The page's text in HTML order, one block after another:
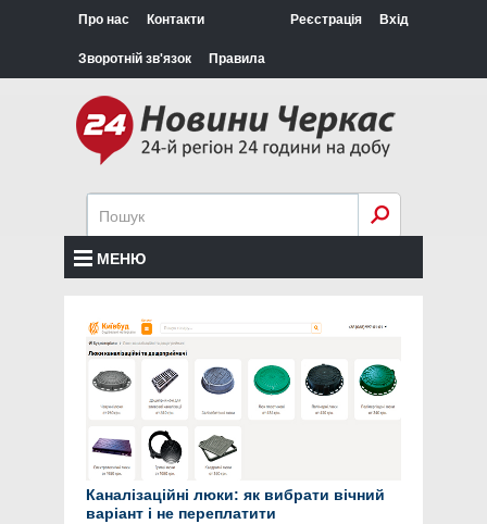
Про нас Контакти
Зворотній зв'язок Правила
Реєстрація Вхід
МЕНЮ
Каналізаційні люки: як вибрати вічний
варіант і не переплатити